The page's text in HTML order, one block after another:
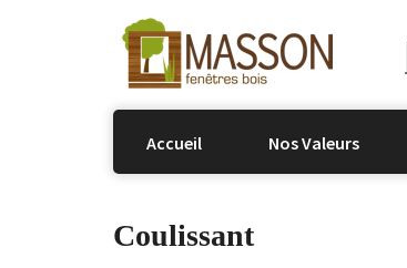
Accueil Nos Valeurs
Coulissant